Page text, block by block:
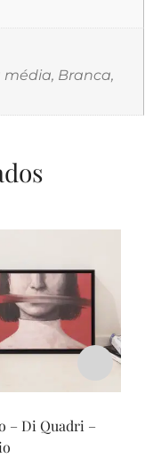
Branca,
– Di Quadri –